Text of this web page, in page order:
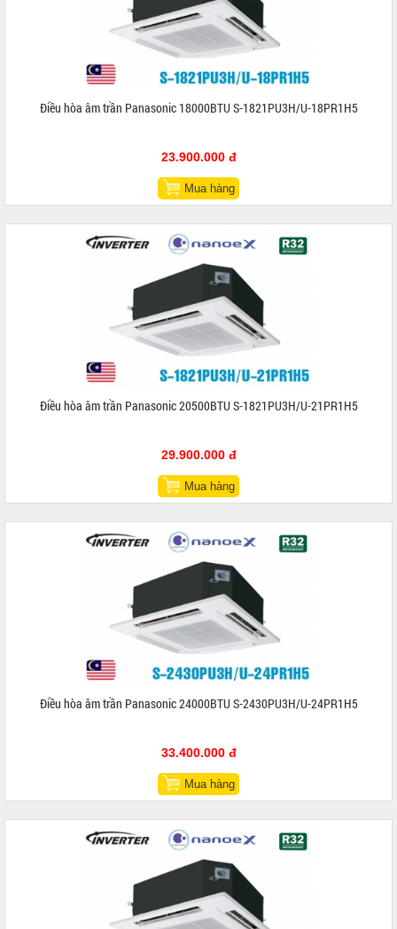
Điều hòa âm trần Panasonic 18000BTU S-1821PU3H/U-18PR1H5
23.900.000 đ
Mua hàng
Điều hòa âm trần Panasonic 20500BTU S-1821PU3H/U-21PR1H5
29.900.000 đ
Mua hàng
Điều hòa âm trần Panasonic 24000BTU S-2430PU3H/U-24PR1H5
33.400.000 đ
Mua hàng